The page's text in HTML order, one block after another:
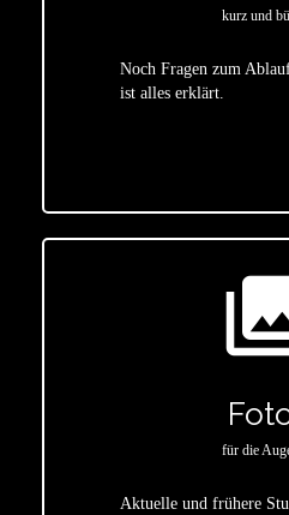
kurz und
Noch Fragen zum
ist alles erklärt.
für die
Aktuelle und frühere